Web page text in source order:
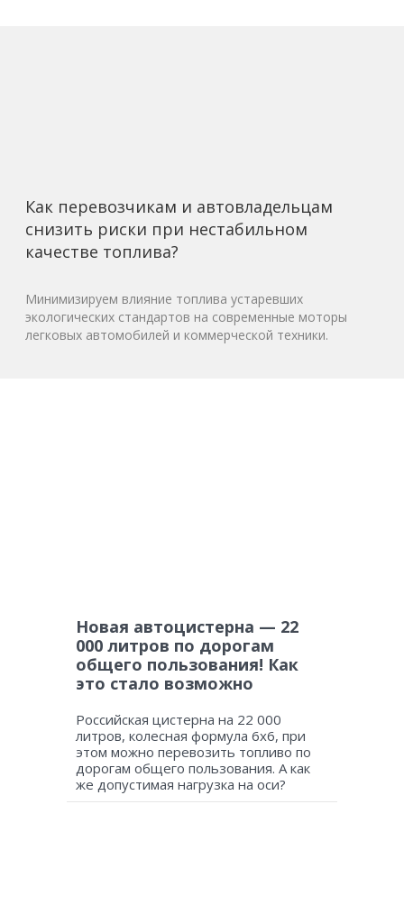
Как перевозчикам и автовладельцам
снизить риски при нестабильном
качестве топлива?
Минимизируем влияние топлива устаревших
экологических стандартов на современные моторы
легковых автомобилей и коммерческой техники.
Новая автоцистерна — 22
000 литров по дорогам
общего пользования! Как
это стало возможно
Российская цистерна на 22 000
литров, колесная формула 6х6, при
этом можно перевозить топливо по
дорогам общего пользования. А как
же допустимая нагрузка на оси?